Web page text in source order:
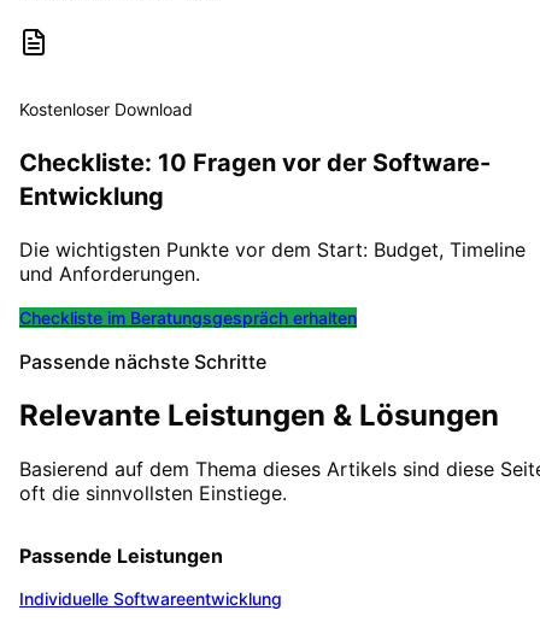
Kostenloser Download
Checkliste: 10 Fragen vor der Software-
Entwicklung
Die wichtigsten Punkte vor dem Start: Budget, Timeline
und Anforderungen.
Checkliste im Beratungsgespräch erhalten
Passende nächste Schritte
Relevante Leistungen & Lösungen
Basierend auf dem Thema dieses Artikels sind diese
oft die sinnvollsten Einstiege.
Passende Leistungen
Individuelle Softwareentwicklung